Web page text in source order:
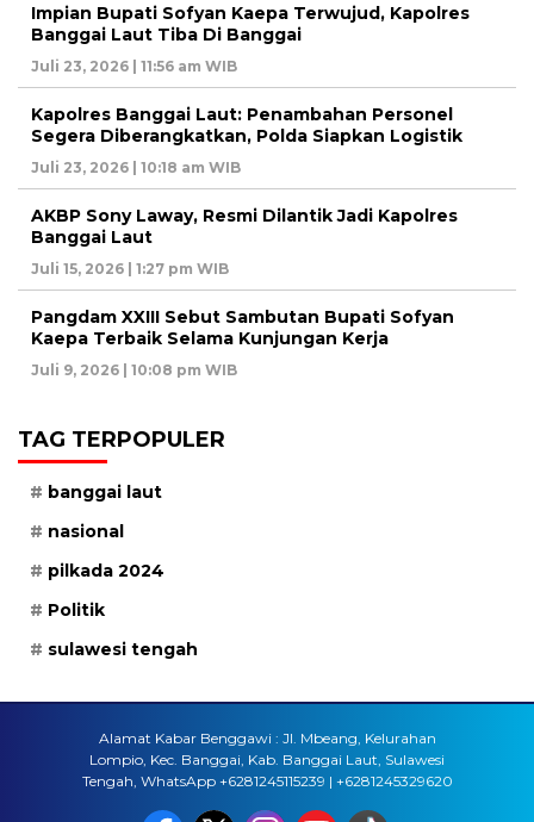
Impian Bupati Sofyan Kaepa Terwujud, Kapolres
Banggai Laut Tiba Di Banggai
Juli 23, 2026 | 11:56 am WIB
Kapolres Banggai Laut: Penambahan Personel
Segera Diberangkatkan, Polda Siapkan Logistik
Juli 23, 2026 | 10:18 am WIB
AKBP Sony Laway, Resmi Dilantik Jadi Kapolres
Banggai Laut
Juli 15, 2026 | 1:27 pm WIB
Pangdam XXIII Sebut Sambutan Bupati Sofyan
Kaepa Terbaik Selama Kunjungan Kerja
Juli 9, 2026 | 10:08 pm WIB
TAG TERPOPULER
banggai laut
nasional
pilkada 2024
Politik
sulawesi tengah
Alamat Kabar Benggawi : Jl. Mbeang, Kelurahan
Lompio, Kec. Banggai, Kab. Banggai Laut, Sulawesi
Tengah, WhatsApp +6281245115239 | +6281245329620